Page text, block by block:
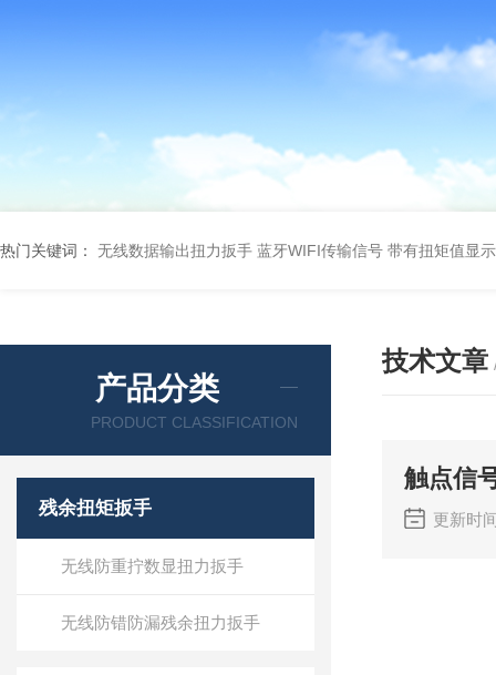
热门关键词： 无线数据输出扭力扳手 蓝牙WIFI传输信号 带有扭矩值显
产品分类
PRODUCT CLASSIFICATION
残余扭矩扳手
无线防重拧数显扭力扳手
无线防错防漏残余扭力扳手
技术文章
触点信
更新时